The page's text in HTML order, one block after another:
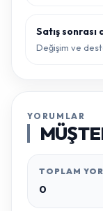
Satış sonrası
Değişim ve
YORUMLAR
TOPLAM
0